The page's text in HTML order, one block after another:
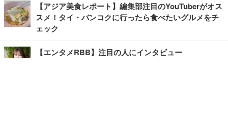
【アジア美食レポート】編集部注目のYouTuberがオス
スメ！タイ・バンコクに行ったら食べたいグルメをチ
ェック
【エンタメRBB】注目の人にインタビュー